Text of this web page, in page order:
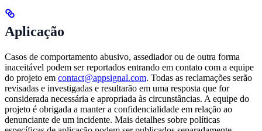
Aplicação
Casos de comportamento abusivo, assediador ou de outra forma
inaceitável podem ser reportados entrando em contato com a equipe
do projeto em contact@appsignal.com. Todas as reclamações serão
revisadas e investigadas e resultarão em uma resposta que for
considerada necessária e apropriada às circunstâncias. A equipe do
projeto é obrigada a manter a confidencialidade em relação ao
denunciante de um incidente. Mais detalhes sobre políticas